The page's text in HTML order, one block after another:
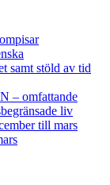
samt stöld av tid
– omfattande
liv
till mars